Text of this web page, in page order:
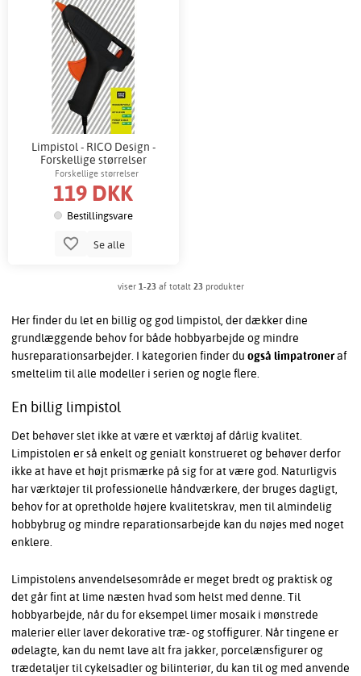
Limpistol - RICO Design -
Forskellige størrelser
Forskellige størrelser
119 DKK
Bestillingsvare
Se alle
viser 1-23af totalt 23produkter
Her finder du let en billig og god limpistol, der dækker dine
grundlæggende behov for både hobbyarbejde og mindre
husreparationsarbejder. I kategorien finder du også limpatroneraf
smeltelim til alle modeller i serien og nogle flere.
En billig limpistol
Det behøver slet ikke at være et værktøj af dårlig kvalitet.
Limpistolen er så enkelt og genialt konstrueret og behøver derfor
ikke at have et højt prismærke på sig for at være god. Naturligvis
har værktøjer til professionelle håndværkere, der bruges dagligt,
behov for at opretholde højere kvalitetskrav, men til almindelig
hobbybrug og mindre reparationsarbejde kan du nøjes med noget
enklere.
Limpistolens anvendelsesområde er meget bredt og praktisk og
det går fint at lime næsten hvad som helst med denne. Til
hobbyarbejde, når du for eksempel limer mosaik i mønstrede
malerier eller laver dekorative træ- og stoffigurer. Når tingene er
ødelagte, kan du nemt lave alt fra jakker, porcelænsfigurer og
trædetaljer til cykelsadler og bilinteriør, du kan til og med anvende